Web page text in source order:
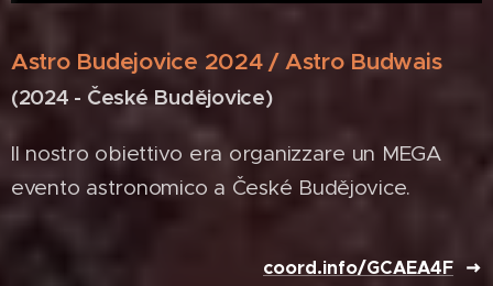
Astro Budejovice 2024 / Astro Budwais
(2024 - České Budějovice)
Il nostro obiettivo era organizzare un MEGA
evento astronomico a České Budějovice.
coord.info/GCAEA4F